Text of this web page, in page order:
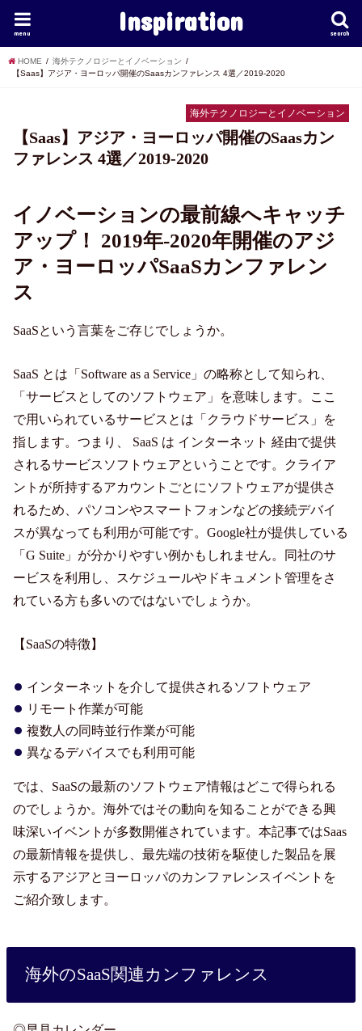
Inspiration search
menu
HOME
海外テクノロジーとイノベーション
【Saas】アジア・ヨーロッパ開催のSaasカンファレンス 4選／2019-2020
海外テクノロジーとイノベーション
【Saas】アジア・ヨーロッパ開催のSaasカン
ファレンス 4選／2019-2020
イノベーションの最前線へキャッチ
アップ！ 2019年-2020年開催のアジ
ア・ヨーロッパSaaSカンファレン
ス
SaaSという言葉をご存じでしょうか。
SaaS とは「Software as a Service」の略称として知られ、
「サービスとしてのソフトウェア」を意味します。ここ
で用いられているサービスとは「クラウドサービス」を
指します。つまり、 SaaS は インターネット 経由で提供
されるサービスソフトウェアということです。クライア
ントが所持するアカウントごとにソフトウェアが提供さ
れるため、パソコンやスマートフォンなどの接続デバイ
スが異なっても利用が可能です。Google社が提供している
「G Suite」が分かりやすい例かもしれません。同社のサ
ービスを利用し、スケジュールやドキュメント管理をさ
れている方も多いのではないでしょうか。
【SaaSの特徴】
インターネットを介して提供されるソフトウェア
リモート作業が可能
複数人の同時並行作業が可能
異なるデバイスでも利用可能
では、SaaSの最新のソフトウェア情報はどこで得られる
のでしょうか。海外ではその動向を知ることができる興
味深いイベントが多数開催されています。本記事ではSaas
の最新情報を提供し、最先端の技術を駆使した製品を展
示するアジアとヨーロッパのカンファレンスイベントを
ご紹介致します。
海外のSaaS関連カンファレンス